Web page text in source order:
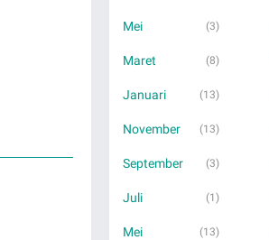
Mei (3)
Maret (8)
Januari (13)
November (13)
September (3)
Juli (1)
Mei (13)